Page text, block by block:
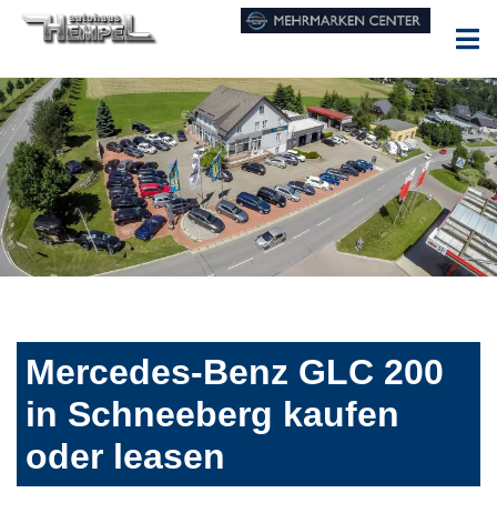
Mercedes-Benz GLC 200
in Schneeberg kaufen
oder leasen